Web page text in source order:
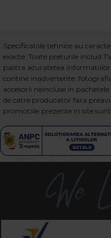
Specificatiile tehnice au
exacte. Toate preturile includ
pastra acuratetea informatiilor
contine inadvertente:
accesorii neincluse in
de catre producator fara
promotiile prezente in site